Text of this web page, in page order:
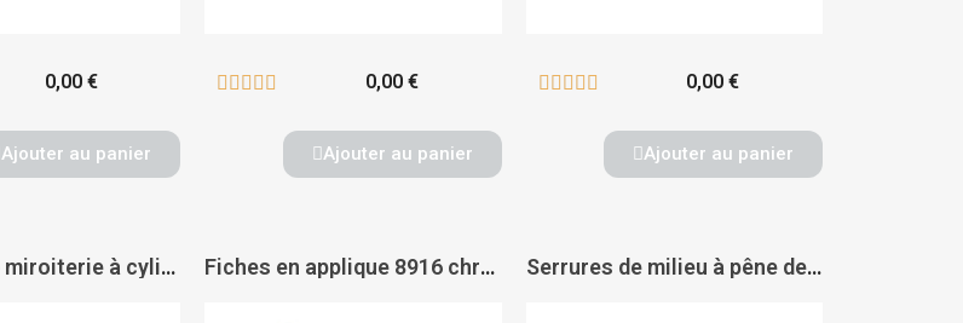
0,00 €
Ajouter au panier
     0,00 €
Ajouter au panier
     0,00 €
Ajouter au panier
Serrures de miroiterie à cylindre à béquille double Lagune 4300 - ASSA ABLOY Fiches en applique 8916 chromé velours - MÉTALUX Serrures de milieu à pêne demi-tour avec soyage condamnable par cylindre à béquille double 9845 - MÉTALUX